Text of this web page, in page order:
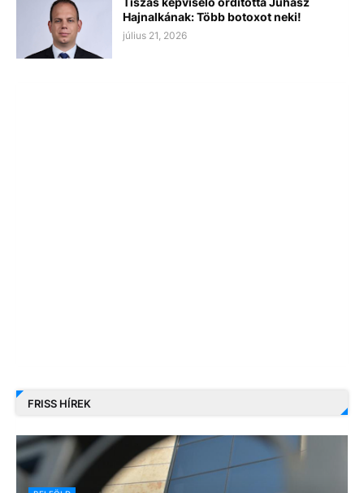
Hajnalkának: Több botoxot neki!
július 21, 2026
FRISS HÍREK